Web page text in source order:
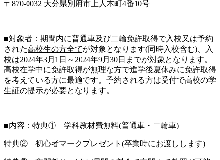
〒870-0032 大分県別府市上人本町4番10号
■対象者：期間内に普通車及び二輪免許取得で入校又は予約
された高校生の方全てが対象となります(同時入校含む)、入
校は2024年3月1日～2024年9月30日までが対象となります。
高校在学中に免許取得が無理な方で進学後夏休みに免許取得
を考えている方に最適です。予約される方は受付で高校の学
生証の提示が必要となります。
■内容：特典① 学科教材費無料(普通車・二輪車)
特典② 初心者マークプレゼント(卒業時にお渡しします)